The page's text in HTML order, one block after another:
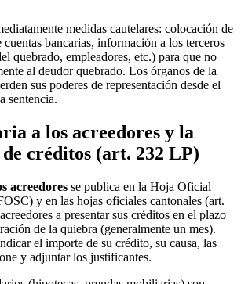
medidas cautelares: colocación de
bancarias, información a los terceros
quebrado, empleadores, etc.) para que no
al deudor quebrado. Los órganos de la
sus poderes de representación desde el
sentencia.
a los acreedores y la
créditos (art. 232 LP)
acreedores se publica en la Hoja Oficial
y en las hojas oficiales cantonales (art.
a presentar sus créditos en el plazo
de la quiebra (generalmente un mes).
el importe de su crédito, su causa, las
y adjuntar los justificantes.